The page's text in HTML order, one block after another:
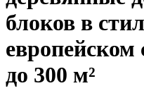
блоков в
европейском
до 300 м²